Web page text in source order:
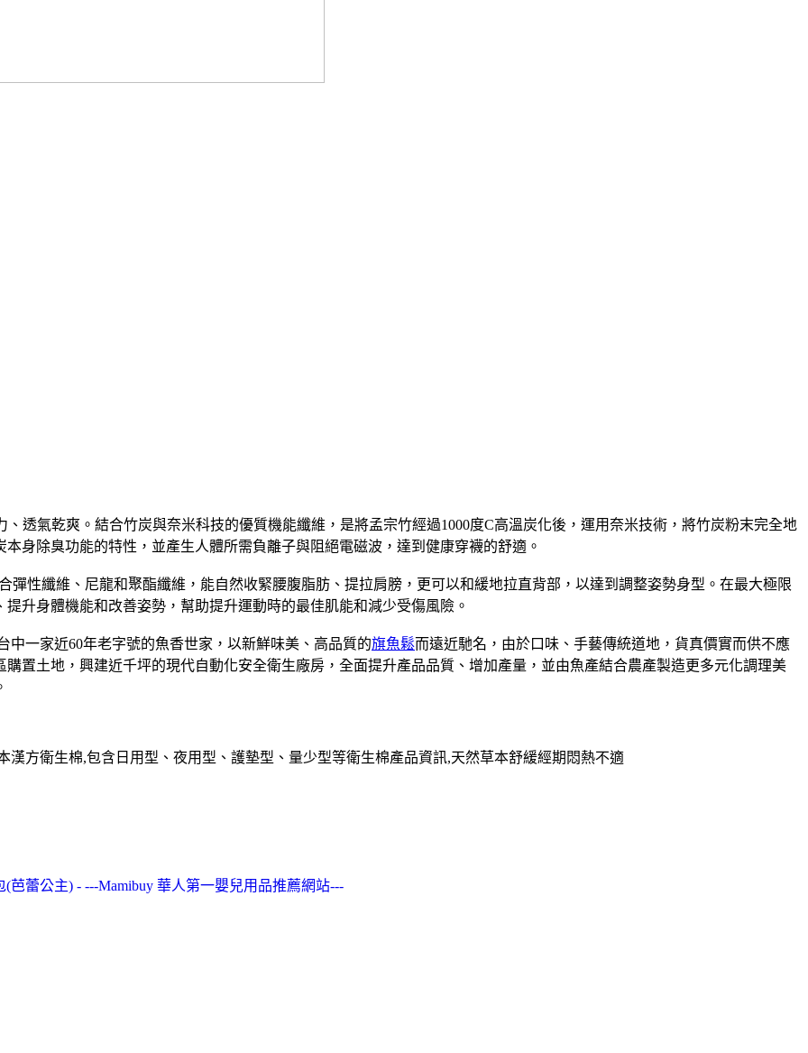
、透氣乾爽。結合竹炭與奈米科技的優質機能纖維，是將孟宗竹經過1000度C高溫炭化後，運用奈米技術，將竹炭粉末完全地
身除臭功能的特性，並產生人體所需負離子與阻絕電磁波，達到健康穿襪的舒適。
彈性纖維、尼龍和聚酯纖維，能自然收緊腰腹脂肪、提拉肩膀，更可以和緩地拉直背部，以達到調整姿勢身型。在最大極限
升身體機能和改善姿勢，幫助提升運動時的最佳肌能和減少受傷風險。
中一家近60年老字號的魚香世家，以新鮮味美、高品質的旗魚鬆而遠近馳名，由於口味、手藝傳統道地，貨真價實而供不應
置土地，興建近千坪的現代自動化安全衛生廠房，全面提升產品品質、增加產量，並由魚產結合農產製造更多元化調理美
漢方衛生棉,包含日用型、夜用型、護墊型、量少型等衛生棉產品資訊,天然草本舒緩經期悶熱不適
(芭蕾公主) - ---Mamibuy 華人第一嬰兒用品推薦網站---